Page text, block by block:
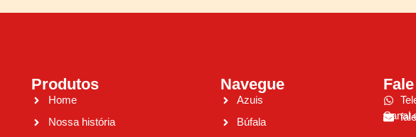
Produtos
Home
Nossa história
Navegue
Azuis
Búfala
Canal